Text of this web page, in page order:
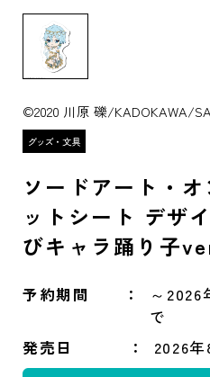
©2020 川原 礫/KADOKAWA/
ソードアート・
ットシート デザ
びキャラ踊り子
予約期間
～2026
で
発売日
2026